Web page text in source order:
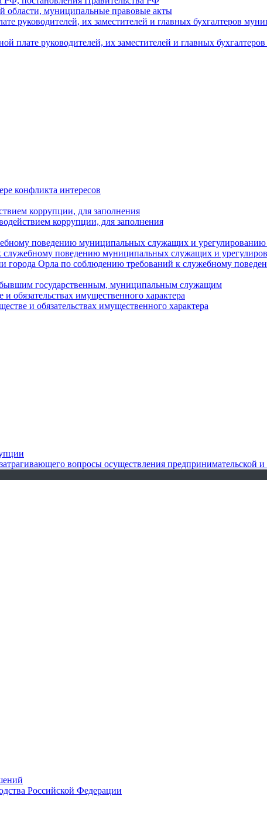
области, муниципальные правовые акты
руководителей, их заместителей и главных бухгалтеров
плате руководителей, их заместителей и главных
конфликта интересов
коррупции, для заполнения
коррупции, для заполнения
поведению муниципальных служащих и урегулированию
поведению муниципальных служащих и
города Орла по соблюдению требований к служебному
государственным, муниципальным служащим
обязательствах имущественного характера
и обязательствах имущественного характера
вопросы осуществления предпринимательской
Российской Федерации